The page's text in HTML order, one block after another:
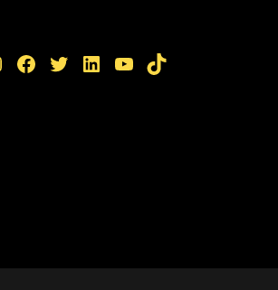
Facebook Twitter LinkedIn YouTube TikTok